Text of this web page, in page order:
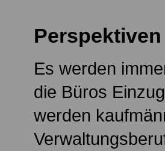
Perspektiven
Es werden
die Büros
werden